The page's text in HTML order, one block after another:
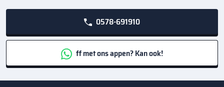
0578-691910
ff met ons appen? Kan ook!